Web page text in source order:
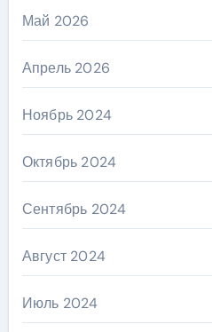
Май 2026
Апрель 2026
Ноябрь 2024
Октябрь 2024
Сентябрь 2024
Август 2024
Июль 2024